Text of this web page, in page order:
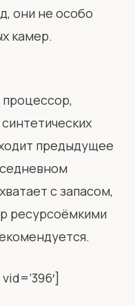
они не особо
камер.
предыдущее
с запасом,
ресурсоёмкими